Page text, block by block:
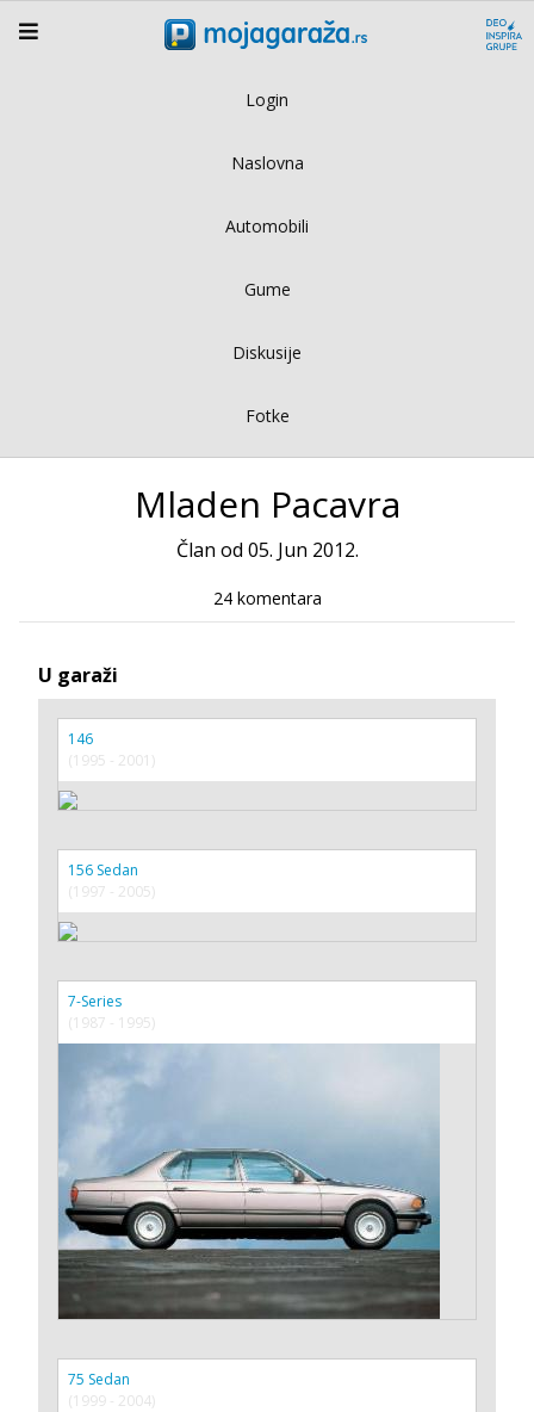
Login
Naslovna
Automobili
Gume
Diskusije
Fotke
Mladen Pacavra
Član od 05. Jun 2012.
24 komentara
U garaži
146
(1995 - 2001)
156 Sedan
(1997 - 2005)
7-Series
(1987 - 1995)
75 Sedan
(1999 - 2004)